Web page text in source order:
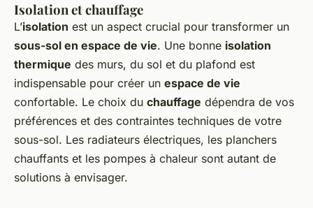
Isolation et chauffage
L’isolation est un aspect crucial pour transformer un
sous-sol en espace de vie. Une bonne isolation
thermique des murs, du sol et du plafond est
indispensable pour créer un espace de vie
confortable. Le choix du chauffage dépendra de vos
préférences et des contraintes techniques de votre
sous-sol. Les radiateurs électriques, les planchers
chauffants et les pompes à chaleur sont autant de
solutions à envisager.